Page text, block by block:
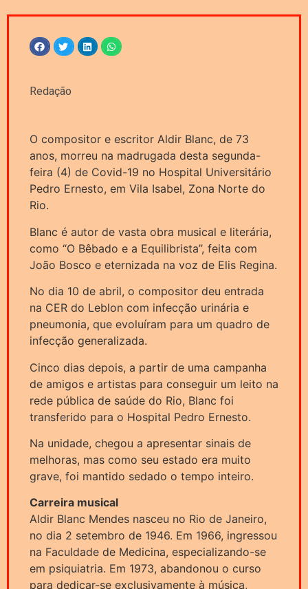
Redação
O compositor e escritor Aldir Blanc, de 73
anos, morreu na madrugada desta segunda-
feira (4) de Covid-19 no Hospital Universitário
Pedro Ernesto, em Vila Isabel, Zona Norte do
Rio.
Blanc é autor de vasta obra musical e literária,
como “O Bêbado e a Equilibrista”, feita com
João Bosco e eternizada na voz de Elis Regina.
No dia 10 de abril, o compositor deu entrada
na CER do Leblon com infecção urinária e
pneumonia, que evoluíram para um quadro de
infecção generalizada.
Cinco dias depois, a partir de uma campanha
de amigos e artistas para conseguir um leito na
rede pública de saúde do Rio, Blanc foi
transferido para o Hospital Pedro Ernesto.
Na unidade, chegou a apresentar sinais de
melhoras, mas como seu estado era muito
grave, foi mantido sedado o tempo inteiro.
Carreira musical
Aldir Blanc Mendes nasceu no Rio de Janeiro,
no dia 2 setembro de 1946. Em 1966, ingressou
na Faculdade de Medicina, especializando-se
em psiquiatria. Em 1973, abandonou o curso
para dedicar-se exclusivamente à música,